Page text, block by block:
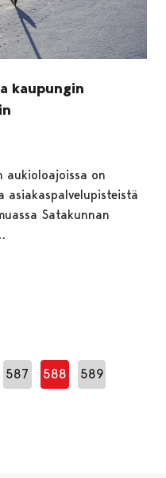
kaupungin
aukioloajoissa on
asiakaspalvelupisteistä
Satakunnan
587 588 589
sivu